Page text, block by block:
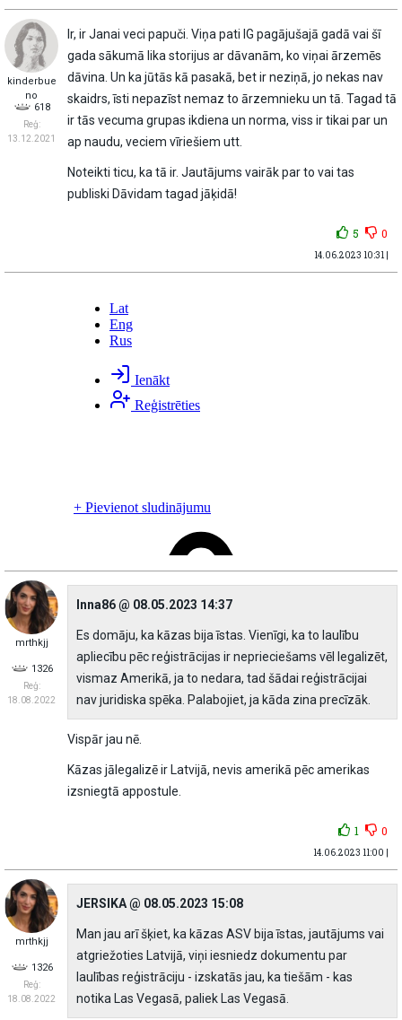
kinderbue
no
618
Reģ:
13.12.2021
Ir, ir Janai veci papuči. Viņa pati IG pagājušajā gadā vai šī
gada sākumā lika storijus ar dāvanām, ko viņai ārzemēs
dāvina. Un ka jūtās kā pasakā, bet ir neziņā, jo nekas nav
skaidrs, īsti nepazīst nemaz to ārzemnieku un tā. Tagad tā
ir tās vecuma grupas ikdiena un norma, viss ir tikai par un
ap naudu, veciem vīriešiem utt.
Noteikti ticu, ka tā ir. Jautājums vairāk par to vai tas
publiski Dāvidam tagad jāķidā!
5 0
14.06.2023 10:31 |
mrthkjj
1326
Reģ:
18.08.2022
Inna86 @ 08.05.2023 14:37
Es domāju, ka kāzas bija īstas. Vienīgi, ka to laulību
apliecību pēc reģistrācijas ir neprieciešams vēl legalizēt,
vismaz Amerikā, ja to nedara, tad šādai reģistrācijai
nav juridiska spēka. Palabojiet, ja kāda zina precīzāk.
Vispār jau nē.
Kāzas jālegalizē ir Latvijā, nevis amerikā pēc amerikas
izsniegtā appostule.
1 0
14.06.2023 11:00 |
mrthkjj
1326
Reģ:
18.08.2022
JERSIKA @ 08.05.2023 15:08
Man jau arī šķiet, ka kāzas ASV bija īstas, jautājums vai
atgriežoties Latvijā, viņi iesniedz dokumentu par
laulības reģistrāciju - izskatās jau, ka tiešām - kas
notika Las Vegasā, paliek Las Vegasā.